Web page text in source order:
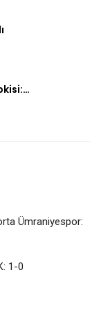
Ümraniyespor:
1-0